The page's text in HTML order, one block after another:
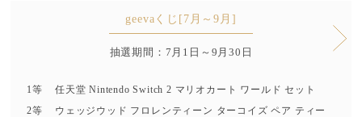
geevaくじ[7月～9月]
抽選期間：7月1日～9月30日
1等
任天堂 Nintendo Switch 2 マリオカート ワールド セット
2等
ウェッジウッド フロレンティーン ターコイズ ペア ティー